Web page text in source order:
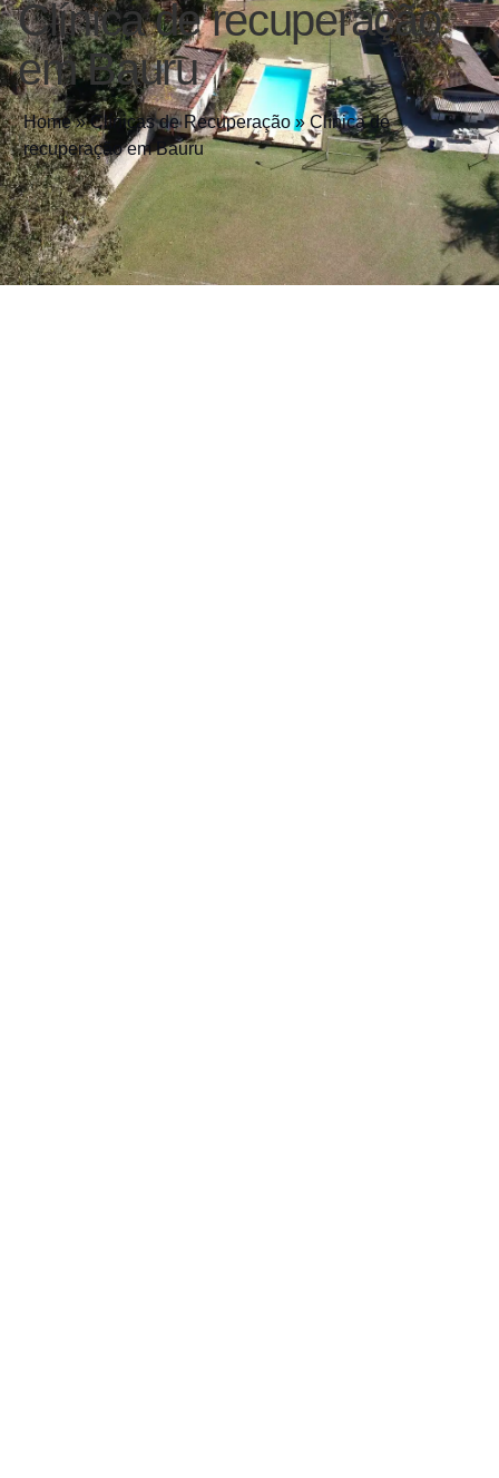
Clínica de recuperação
em Bauru
Home»Clínicas de Recuperação» Clínica de
recuperação em Bauru